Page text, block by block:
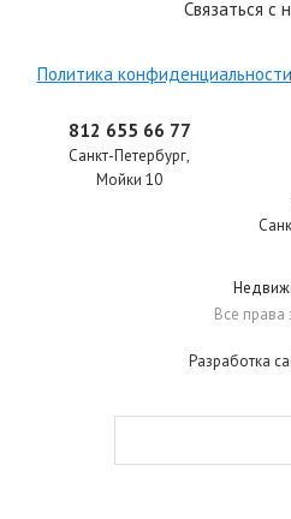
Связаться с
Политика конфиденциальности
812 655 66 77
Санкт-Петербург,
Мойки 10
Все
Разработка